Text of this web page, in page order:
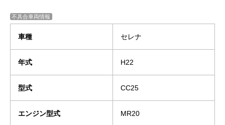
不具合車両情報
車種 セレナ
年式 H22
型式 CC25
エンジン型式 MR20